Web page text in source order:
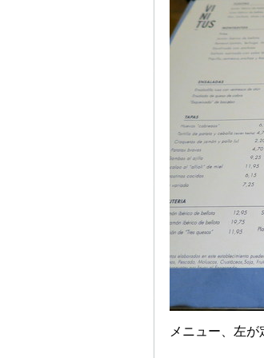
メニュー、左が